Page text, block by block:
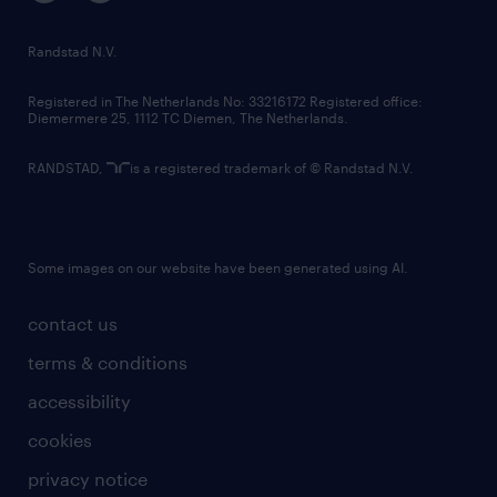
randstad innovation fund
country websites
contact us
terms & conditions
accessibility
cookies
privacy notice
Randstad N.V.
Registered in The Netherlands No: 33216172 Registered office:
Diemermere 25, 1112 TC Diemen, The Netherlands.
RANDSTAD, is a registered trademark of © Randstad N.V.
Some images on our website have been generated using AI.